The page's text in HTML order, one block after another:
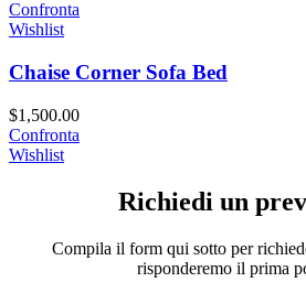
Confronta
Wishlist
Chaise Corner Sofa Bed
$1,500.00
Confronta
Wishlist
Richiedi un
Compila il form qui sotto per
risponderemo il prima